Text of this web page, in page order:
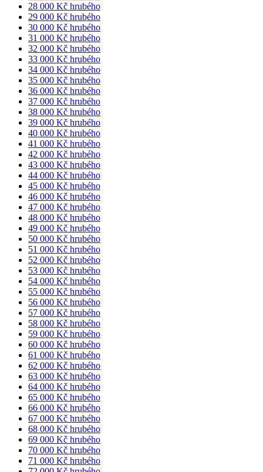
28 000 Kč hrubého
29 000 Kč hrubého
30 000 Kč hrubého
31 000 Kč hrubého
32 000 Kč hrubého
33 000 Kč hrubého
34 000 Kč hrubého
35 000 Kč hrubého
36 000 Kč hrubého
37 000 Kč hrubého
38 000 Kč hrubého
39 000 Kč hrubého
40 000 Kč hrubého
41 000 Kč hrubého
42 000 Kč hrubého
43 000 Kč hrubého
44 000 Kč hrubého
45 000 Kč hrubého
46 000 Kč hrubého
47 000 Kč hrubého
48 000 Kč hrubého
49 000 Kč hrubého
50 000 Kč hrubého
51 000 Kč hrubého
52 000 Kč hrubého
53 000 Kč hrubého
54 000 Kč hrubého
55 000 Kč hrubého
56 000 Kč hrubého
57 000 Kč hrubého
58 000 Kč hrubého
59 000 Kč hrubého
60 000 Kč hrubého
61 000 Kč hrubého
62 000 Kč hrubého
63 000 Kč hrubého
64 000 Kč hrubého
65 000 Kč hrubého
66 000 Kč hrubého
67 000 Kč hrubého
68 000 Kč hrubého
69 000 Kč hrubého
70 000 Kč hrubého
71 000 Kč hrubého